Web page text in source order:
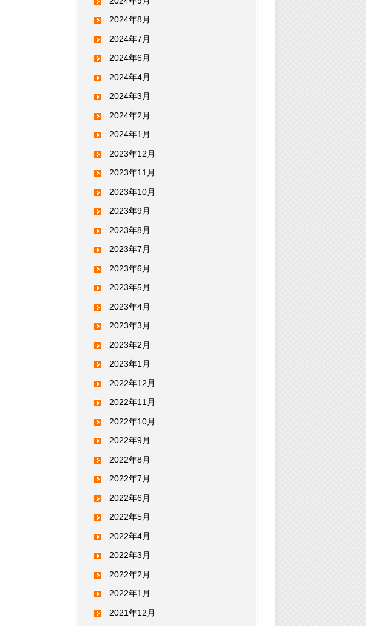
2024年8月
2024年7月
2024年6月
2024年4月
2024年3月
2024年2月
2024年1月
2023年12月
2023年11月
2023年10月
2023年9月
2023年8月
2023年7月
2023年6月
2023年5月
2023年4月
2023年3月
2023年2月
2023年1月
2022年12月
2022年11月
2022年10月
2022年9月
2022年8月
2022年7月
2022年6月
2022年5月
2022年4月
2022年3月
2022年2月
2022年1月
2021年12月